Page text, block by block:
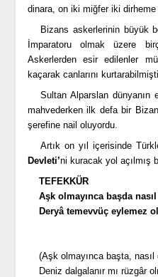
dinara, on iki miğfer iki dirheme
Bizans askerlerinin büyük
İmparatoru olmak üzere
Askerlerden esir edilenler
kaçarak canlarını
Sultan Alparslan dünyanın
mahvederken ilk defa bir
şerefine nail oluyordu.
Artık on yıl içerisinde
Devleti’ni kuracak yol açılmış
TEFEKKÜR
Aşk olmayınca başda
Deryâ temevvüç eylemez
İbni
(Aşk olmayınca başta, nasıl
Deniz dalgalanır mı rüzgâr